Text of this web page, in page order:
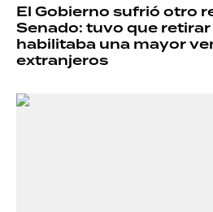
El Gobierno sufrió otro
Senado: tuvo que
habilitaba una mayor
extranjeros